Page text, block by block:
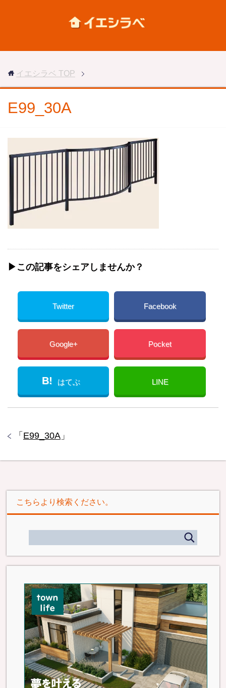
イエシラベ TOP
E99_30A
▶︎この記事をシェアしませんか？
Twitter Facebook
Google+ Pocket
B! はてぶ LINE
「 E99_30A 」
こちらより検索ください。